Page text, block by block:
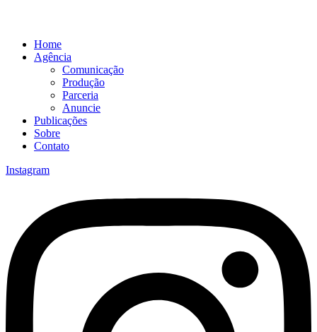
Home
Agência
Comunicação
Produção
Parceria
Anuncie
Publicações
Sobre
Contato
Instagram